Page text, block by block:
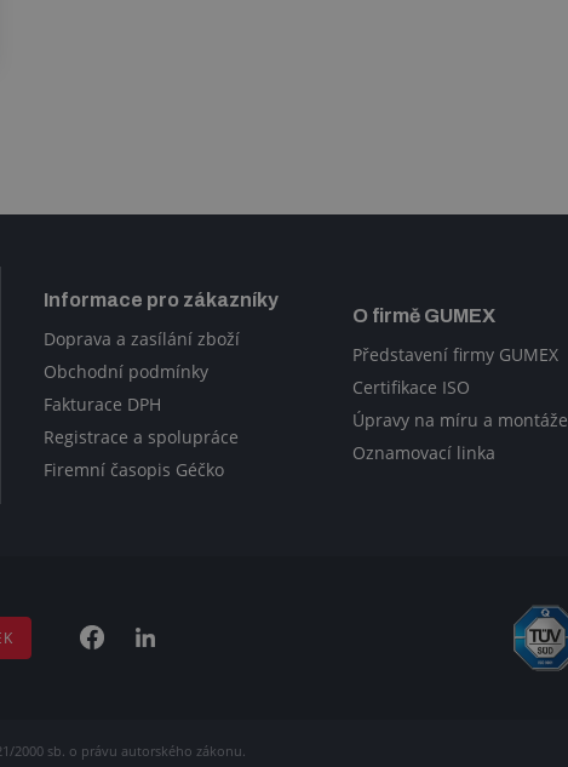
Informace pro zákazníky
Doprava a zasílání zboží
Obchodní podmínky
Fakturace DPH
Registrace a spolupráce
Firemní časopis Géčko
O firmě GUMEX
Představení firmy GUMEX
Certifikace ISO
Úpravy na míru a montáže
Oznamovací linka
2000 sb. o právu autorského zákonu.